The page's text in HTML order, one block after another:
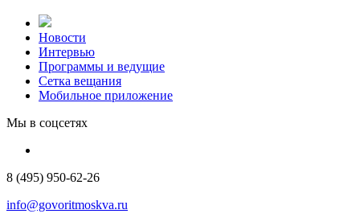
Новости
Интервью
Программы и ведущие
Сетка вещания
Мобильное приложение
Мы в соцсетях
8 (495) 950-62-26
info@govoritmoskva.ru